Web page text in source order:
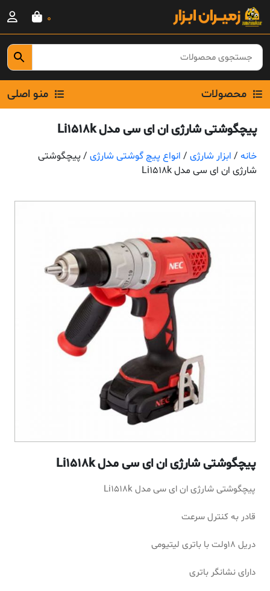
Skip
content
0
محصولات منو اصلی
پیچگوشتی شارژی ان ای سی مدل Li1518k
خانه / ابزار شارژی / انواع پیچ گوشتی شارژی / پیچگوشتی
شارژی ان ای سی مدل Li1518k
پیچگوشتی شارژی ان ای سی مدل Li1518k
پیچگوشتی شارژی ان ای سی مدل Li1518k
قادر به کنترل سرعت
دریل 18ولت با باتری لیتیومی
دارای نشانگر باتری